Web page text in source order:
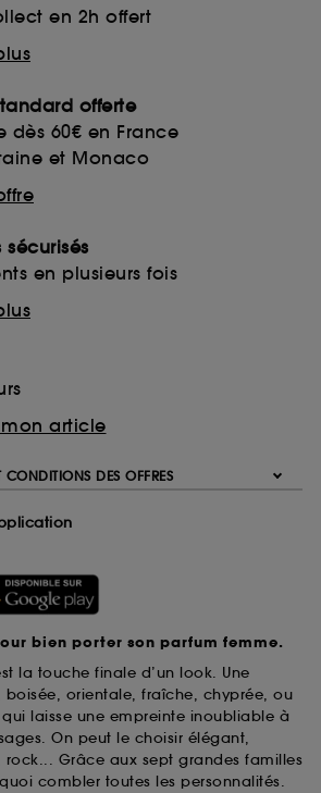
en 2h offert
offerte
dès 60€ en France
et Monaco
sécurisés
en plusieurs fois
article
CONDITIONS DES OFFRES
bien porter son parfum femme.
la touche finale d’un look. Une
orientale, fraîche, chyprée, ou
laisse une empreinte inoubliable à
On peut le choisir élégant,
Grâce aux sept grandes familles
combler toutes les personnalités.